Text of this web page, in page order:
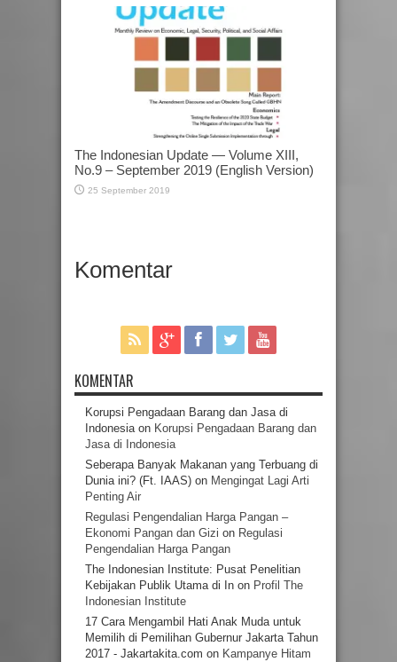
The Indonesian Update — Volume XIII,
No.9 – September 2019 (English Version)
25 September 2019
Komentar
KOMENTAR
Korupsi Pengadaan Barang dan Jasa di
Indonesiaon Korupsi Pengadaan Barang dan
Jasa di Indonesia
Seberapa Banyak Makanan yang Terbuang di
Dunia ini? (Ft. IAAS) on Mengingat Lagi Arti
Penting Air
Regulasi Pengendalian Harga Pangan –
Ekonomi Pangan dan Gizi on Regulasi
Pengendalian Harga Pangan
The Indonesian Institute: Pusat Penelitian
Kebijakan Publik Utama di In on Profil The
Indonesian Institute
17 Cara Mengambil Hati Anak Muda untuk
Memilih di Pemilihan Gubernur Jakarta Tahun
2017 - Jakartakita.com on Kampanye Hitam